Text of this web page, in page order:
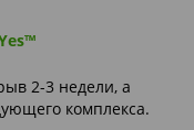
2-3 недели, а
комплекса.